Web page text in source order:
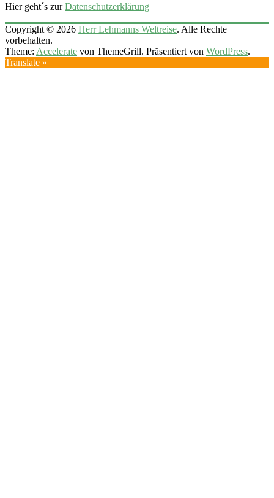
Hier geht´s zurDatenschutzerklärung
Copyright © 2026 Herr Lehmanns Weltreise. Alle Rechte
vorbehalten.
Theme: Accelerate von ThemeGrill. Präsentiert von WordPress.
Translate »